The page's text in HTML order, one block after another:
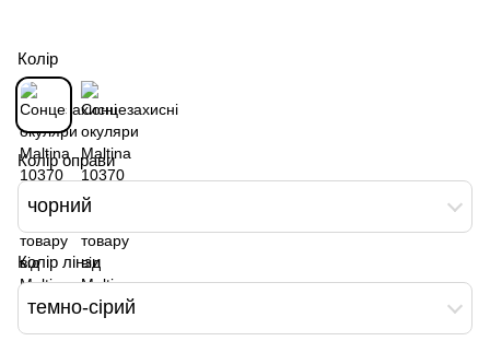
Колір
Колір оправи
чорний
Колір лінзи
темно-сірий